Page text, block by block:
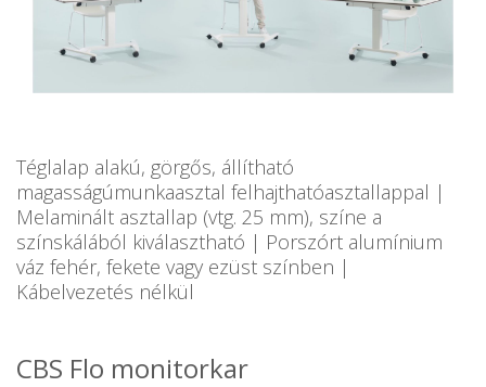
Téglalap alakú, görgős, állítható
magasságúmunkaasztal felhajthatóasztallappal |
Melaminált asztallap (vtg. 25 mm), színe a
színskálából kiválasztható | Porszórt alumínium
váz fehér, fekete vagy ezüst színben |
Kábelvezetés nélkül
CBS Flo monitorkar